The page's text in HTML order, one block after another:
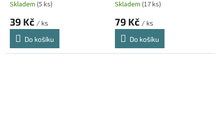
Skladem (5 ks)
39 Kč / ks
Do košíku
Skladem (17 ks)
79 Kč / ks
Do košíku